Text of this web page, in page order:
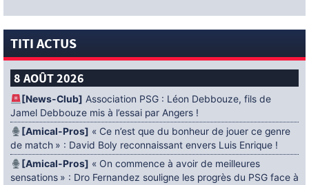
TITI ACTUS
8 AOÛT 2026
[News-Club] Association PSG : Léon Debbouze, fils de
Jamel Debbouze mis à l’essai par Angers !
[Amical-Pros] « Ce n’est que du bonheur de jouer ce genre
de match » : David Boly reconnaissant envers Luis Enrique !
[Amical-Pros] « On commence à avoir de meilleures
sensations » : Dro Fernandez souligne les progrès du PSG face à